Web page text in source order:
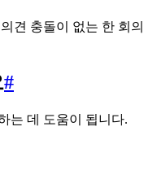
견 충돌이 없는 한 회의
#
는 데 도움이 됩니다.